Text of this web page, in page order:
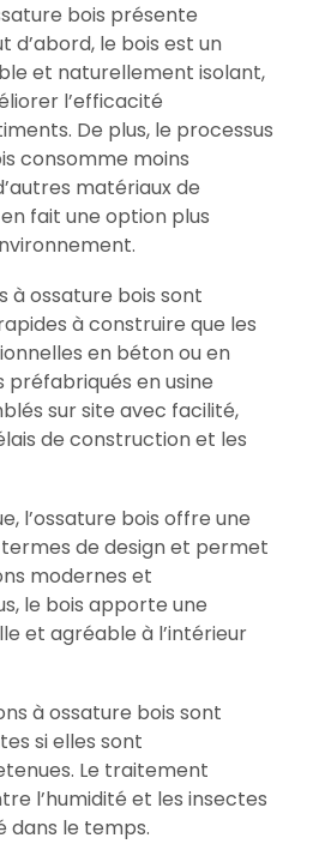
bois présente
d’abord, le bois est un
et naturellement isolant,
l’efficacité
De plus, le processus
consomme moins
matériaux de
fait une option plus
à ossature bois sont
à construire que les
en béton ou en
préfabriqués en usine
sur site avec facilité,
de construction et les
l’ossature bois offre une
de design et permet
modernes et
le bois apporte une
et agréable à l’intérieur
à ossature bois sont
si elles sont
Le traitement
l’humidité et les insectes
dans le temps.